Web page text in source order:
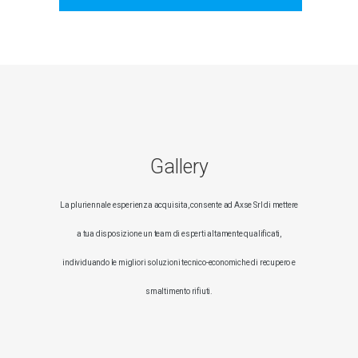
Gallery
La pluriennale esperienza acquisita, consente ad Axse Srl di mettere
a tua disposizione un team di esperti altamente qualificati,
individuando le migliori soluzioni tecnico-economiche di recupero e
smaltimento rifiuti.